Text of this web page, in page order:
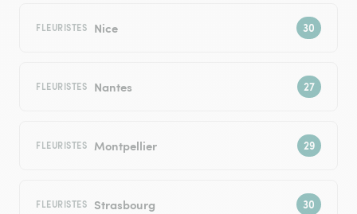
FLEURISTES Nice
FLEURISTES Nantes
FLEURISTES Montpellier
FLEURISTES Strasbourg